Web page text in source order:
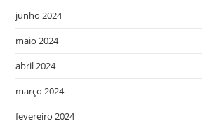
junho 2024
maio 2024
abril 2024
março 2024
fevereiro 2024